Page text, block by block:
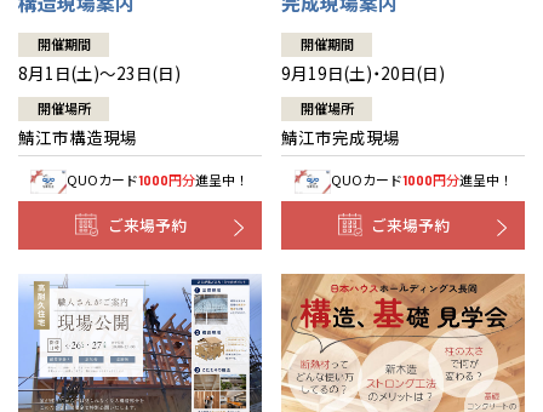
開催期間
8月1日(土)～23日(日)
開催場所
鯖江市構造現場
QUOカード1000円分進呈中！
ご来場予約
開催期間
9月19日(土)・20日(日)
開催場所
鯖江市完成現場
QUOカード1000円分進呈中！
ご来場予約